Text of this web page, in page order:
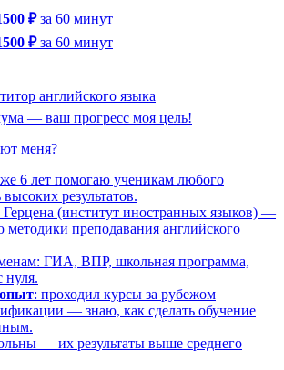
₽ за 60 минут
₽ за 60 минут
английского языка
— ваш прогресс моя цель!
меня?
6 лет помогаю ученикам любого
высоких результатов.
(институт иностранных языков) —
методики преподавания английского
ГИА, ВПР, школьная программа,
нуля.
: проходил курсы за рубежом
— знаю, как сделать обучение
— их результаты выше среднего